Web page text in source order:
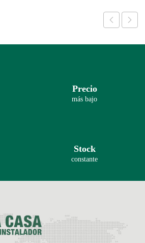
Precio
más bajo
Stock
constante